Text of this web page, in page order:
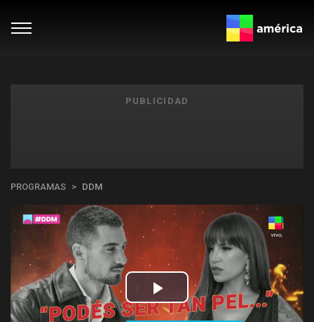
PUBLICIDAD
PROGRAMAS DDM
Play